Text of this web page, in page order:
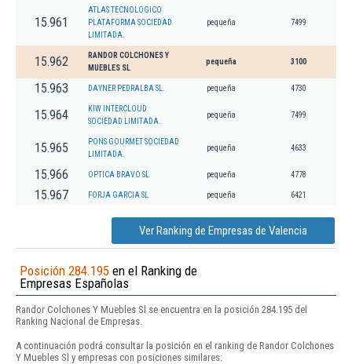
15.961
ATLAS TECNOLOGICO
PLATAFORMA SOCIEDAD
LIMITADA.
pequeña 7499
15.962
RANDOR COLCHONES Y
MUEBLES SL
pequeña 3100
15.963 DAYNER PEDRALBA SL. pequeña 4730
15.964
KIW INTERCLOUD
SOCIEDAD LIMITADA.
pequeña 7499
15.965
PONS GOURMET SOCIEDAD
LIMITADA.
pequeña 4633
15.966 OPTICA BRAVO SL pequeña 4778
15.967 FORJA GARCIA SL pequeña 6421
Ver Ranking de Empresas de Valencia
Posición 284.195 en el Ranking de
Empresas Españolas
Randor Colchones Y Muebles Sl se encuentra en la posición 284.195 del
Ranking Nacional de Empresas.
A continuación podrá consultar la posición en el ranking de Randor Colchones
Y Muebles Sl y empresas con posiciones similares: